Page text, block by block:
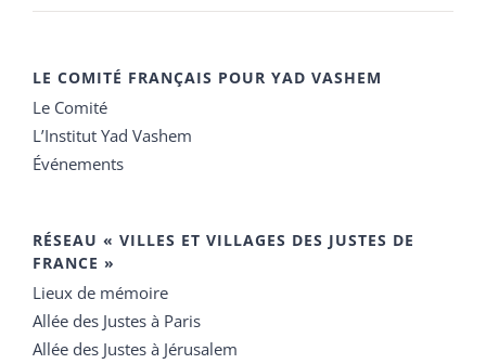
LE COMITÉ FRANÇAIS POUR YAD VASHEM
Le Comité
L’Institut Yad Vashem
Événements
RÉSEAU « VILLES ET VILLAGES DES JUSTES DE
FRANCE »
Lieux de mémoire
Allée des Justes à Paris
Allée des Justes à Jérusalem